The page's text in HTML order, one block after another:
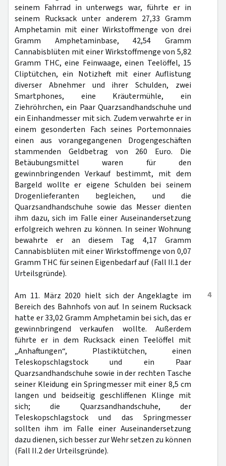
seinem Fahrrad in unterwegs war, führte er in
seinem Rucksack unter anderem 27,33 Gramm
Amphetamin mit einer Wirkstoffmenge von drei
Gramm Amphetaminbase, 42,54 Gramm
Cannabisblüten mit einer Wirkstoffmenge von 5,82
Gramm THC, eine Feinwaage, einen Teelöffel, 15
Cliptütchen, ein Notizheft mit einer Auflistung
diverser Abnehmer und ihrer Schulden, zwei
Smartphones, eine Kräutermühle, ein
Ziehröhrchen, ein Paar Quarzsandhandschuhe und
ein Einhandmesser mit sich. Zudem verwahrte er in
einem gesonderten Fach seines Portemonnaies
einen aus vorangegangenen Drogengeschäften
stammenden Geldbetrag von 260 Euro. Die
Betäubungsmittel waren für den
gewinnbringenden Verkauf bestimmt, mit dem
Bargeld wollte er eigene Schulden bei seinem
Drogenlieferanten begleichen, und die
Quarzsandhandschuhe sowie das Messer dienten
ihm dazu, sich im Falle einer Auseinandersetzung
erfolgreich wehren zu können. In seiner Wohnung
bewahrte er an diesem Tag 4,17 Gramm
Cannabisblüten mit einer Wirkstoffmenge von 0,07
Gramm THC für seinen Eigenbedarf auf (Fall II.1 der
Urteilsgründe).
4
Am 11. März 2020 hielt sich der Angeklagte im
Bereich des Bahnhofs von auf. In seinem Rucksack
hatte er 33,02 Gramm Amphetamin bei sich, das er
gewinnbringend verkaufen wollte. Außerdem
führte er in dem Rucksack einen Teelöffel mit
„Anhaftungen“, Plastiktütchen, einen
Teleskopschlagstock und ein Paar
Quarzsandhandschuhe sowie in der rechten Tasche
seiner Kleidung ein Springmesser mit einer 8,5 cm
langen und beidseitig geschliffenen Klinge mit
sich; die Quarzsandhandschuhe, der
Teleskopschlagstock und das Springmesser
sollten ihm im Falle einer Auseinandersetzung
dazu dienen, sich besser zur Wehr setzen zu können
(Fall II.2 der Urteilsgründe).